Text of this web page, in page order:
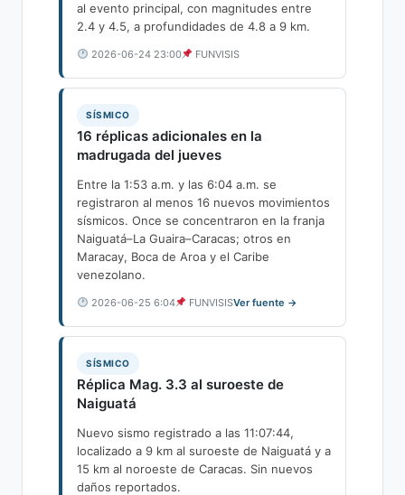
al evento principal, con magnitudes entre
2.4 y 4.5, a profundidades de 4.8 a 9 km.
2026-06-24 23:00 FUNVISIS
SÍSMICO
16 réplicas adicionales en la
madrugada del jueves
Entre la 1:53 a.m. y las 6:04 a.m. se
registraron al menos 16 nuevos movimientos
sísmicos. Once se concentraron en la franja
Naiguatá–La Guaira–Caracas; otros en
Maracay, Boca de Aroa y el Caribe
venezolano.
2026-06-25 6:04 FUNVISISVer fuente →
SÍSMICO
Réplica Mag. 3.3 al suroeste de
Naiguatá
Nuevo sismo registrado a las 11:07:44,
localizado a 9 km al suroeste de Naiguatá y a
15 km al noroeste de Caracas. Sin nuevos
daños reportados.